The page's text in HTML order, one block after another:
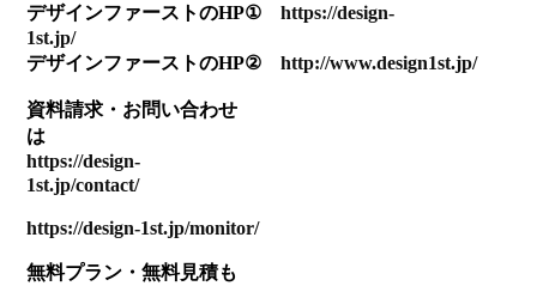
デザインファーストのHP①https://design-
1st.jp/
デザインファーストのHP②http://www.design1st.jp/
資料請求・お問い合わせ
https://design-
1st.jp/contact/
https://design-1st.jp/monitor/
無料プラン・無料見積も